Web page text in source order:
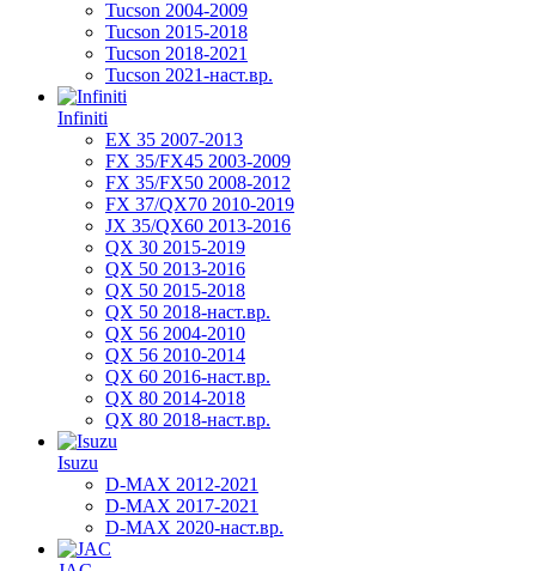
Tucson 2004-2009
Tucson 2015-2018
Tucson 2018-2021
Tucson 2021-наст.вр.
Infiniti
EX 35 2007-2013
FX 35/FX45 2003-2009
FX 35/FX50 2008-2012
FX 37/QX70 2010-2019
JX 35/QX60 2013-2016
QX 30 2015-2019
QX 50 2013-2016
QX 50 2015-2018
QX 50 2018-наст.вр.
QX 56 2004-2010
QX 56 2010-2014
QX 60 2016-наст.вр.
QX 80 2014-2018
QX 80 2018-наст.вр.
Isuzu
D-MAX 2012-2021
D-MAX 2017-2021
D-MAX 2020-наст.вр.